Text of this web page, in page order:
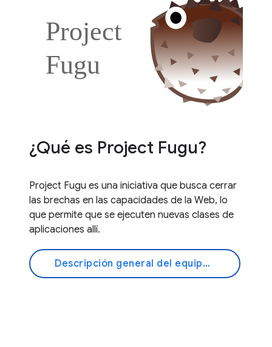
¿Qué es Project Fugu?
Project Fugu es una iniciativa que busca cerrar
las brechas en las capacidades de la Web, lo
que permite que se ejecuten nuevas clases de
aplicaciones allí.
Descripción general del equipo